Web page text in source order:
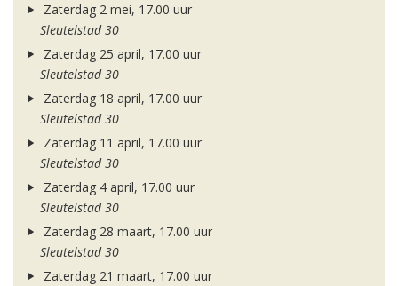
Zaterdag 2 mei, 17.00 uur
Sleutelstad 30
Zaterdag 25 april, 17.00 uur
Sleutelstad 30
Zaterdag 18 april, 17.00 uur
Sleutelstad 30
Zaterdag 11 april, 17.00 uur
Sleutelstad 30
Zaterdag 4 april, 17.00 uur
Sleutelstad 30
Zaterdag 28 maart, 17.00 uur
Sleutelstad 30
Zaterdag 21 maart, 17.00 uur